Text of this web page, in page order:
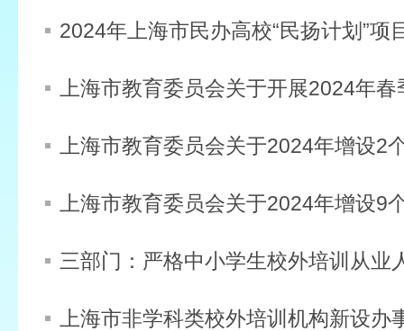
三部门：严格中小学生校外培训从业
上海市非学科类校外培训机构新设办